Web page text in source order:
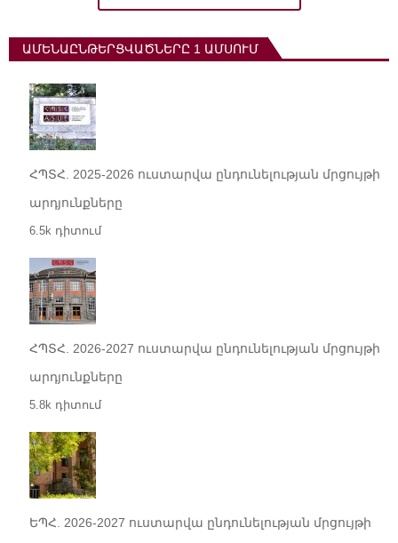
ԱՄԵՆԱԸՆԹԵՐՑՎԱԾՆԵՐԸ 1 ԱՄՍՈՒՄ
ՀՊՏՀ. 2025-2026 ուստարվա ընդունելության մրցույթի
արդյունքները
6.5k դիտում
ՀՊՏՀ. 2026-2027 ուստարվա ընդունելության մրցույթի
արդյունքները
5.8k դիտում
ԵՊՀ. 2026-2027 ուստարվա ընդունելության մրցույթի